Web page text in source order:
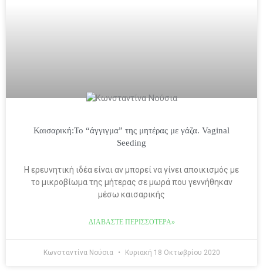
Καισαρική:Το “άγγιγμα” της μητέρας με γάζα. Vaginal
Seeding
Η ερευνητική ιδέα είναι αν μπορεί να γίνει αποικισμός με
το μικροβίωμα της μήτερας σε μωρά που γεννήθηκαν
μέσω καισαρικής
ΔΙΑΒΆΣΤΕ ΠΕΡΙΣΣΌΤΕΡΑ»
Κωνσταντίνα Νούσια Κυριακή 18 Οκτωβρίου 2020